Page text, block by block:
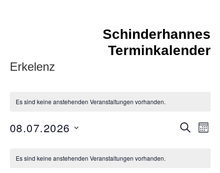
Schinderhannes
Terminkalender
Erkelenz
Es sind keine anstehenden Veranstaltungen vorhanden.
SUCHE
08.07.2026
Es sind keine anstehenden Veranstaltungen vorhanden.